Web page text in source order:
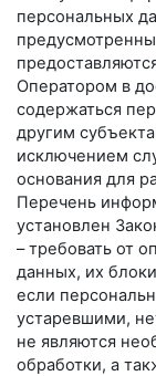
персональных
Оператором в
содержаться
другим
исключением
основания для
Перечень
установлен
– требовать от
данных, их
если
устаревшими,
не являются
обработки, а